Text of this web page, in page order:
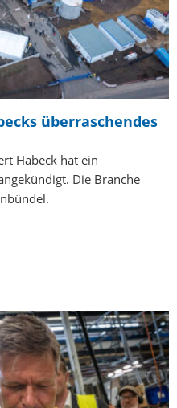
überraschendes
Habeck hat ein
Die Branche